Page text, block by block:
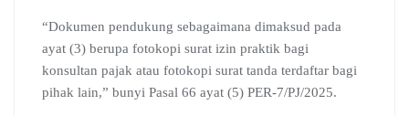
“Dokumen pendukung sebagaimana dimaksud pada
ayat (3) berupa fotokopi surat izin praktik bagi
konsultan pajak atau fotokopi surat tanda terdaftar bagi
pihak lain,” bunyi Pasal 66 ayat (5) PER-7/PJ/2025.